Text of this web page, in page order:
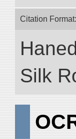
Citation Format:
Silk